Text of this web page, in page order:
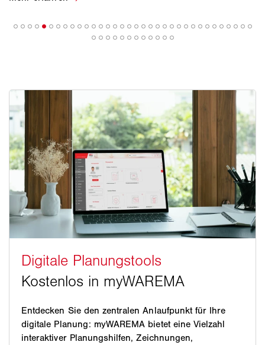
Entdecken Sie den zentralen Anlaufpunkt für Ihre
digitale Planung: myWAREMA bietet eine Vielzahl
interaktiver Planungshilfen, Zeichnungen,